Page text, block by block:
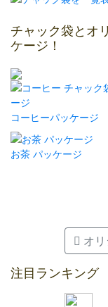
チャック袋とオ
ケージ！
コーヒーパッケージ
お茶 パッケージ
オ
注目ランキング